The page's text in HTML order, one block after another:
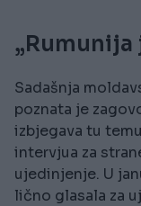
„Rumunija
Sadašnja
poznata je
izbjegava tu
intervjua za
ujedinjenje. U
lično glasala za